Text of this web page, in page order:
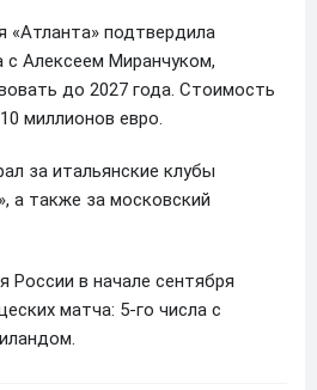
«Атланта» подтвердила
с Алексеем Миранчуком,
до 2027 года. Стоимость
миллионов евро.
за итальянские клубы
а также за московский
России в начале сентября
матча: 5-го числа с